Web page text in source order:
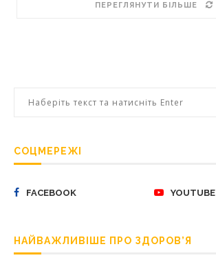
ПЕРЕГЛЯНУТИ БІЛЬШЕ
СОЦМЕРЕЖІ
FACEBOOK YOUTUBE
НАЙВАЖЛИВІШЕ ПРО ЗДОРОВ’Я